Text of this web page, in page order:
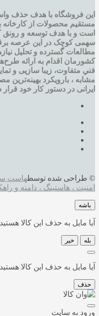
این فروشگاه با هدف حذف
مستقیم محصولات از
است و با هدف توسعه و
سهمی کوچک در این عرصه
مطالعات گسترده و تحليل
کشورمان اقدام به ارائه
فني متفاوت، زيبا سازيی و
مشابه ، بارویکرد بهینه‌ترین
ایرانی در دستور کار خود قرار
© طراحی شده توسطهاست
امنیت ، هاستینگ ، دامنه و
باشه
آیا مایل به حذف این کالا
بله خیر
آیا مایل به حذف این کالا
حذف
ورود به سایت